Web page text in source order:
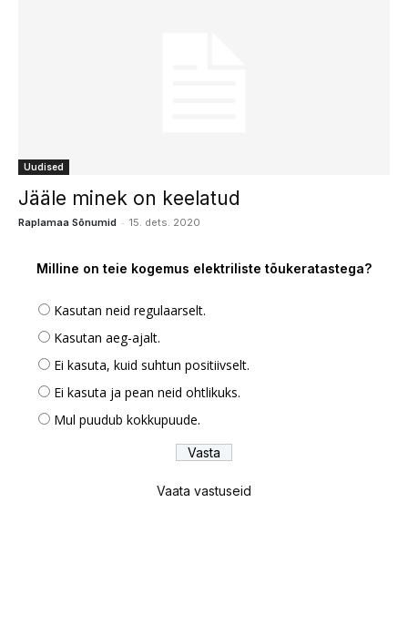
Uudised
Jääle minek on keelatud
Raplamaa Sõnumid - 15. dets. 2020
Milline on teie kogemus elektriliste tõukeratastega?
Kasutan neid regulaarselt.
Kasutan aeg-ajalt.
Ei kasuta, kuid suhtun positiivselt.
Ei kasuta ja pean neid ohtlikuks.
Mul puudub kokkupuude.
Vaata vastuseid